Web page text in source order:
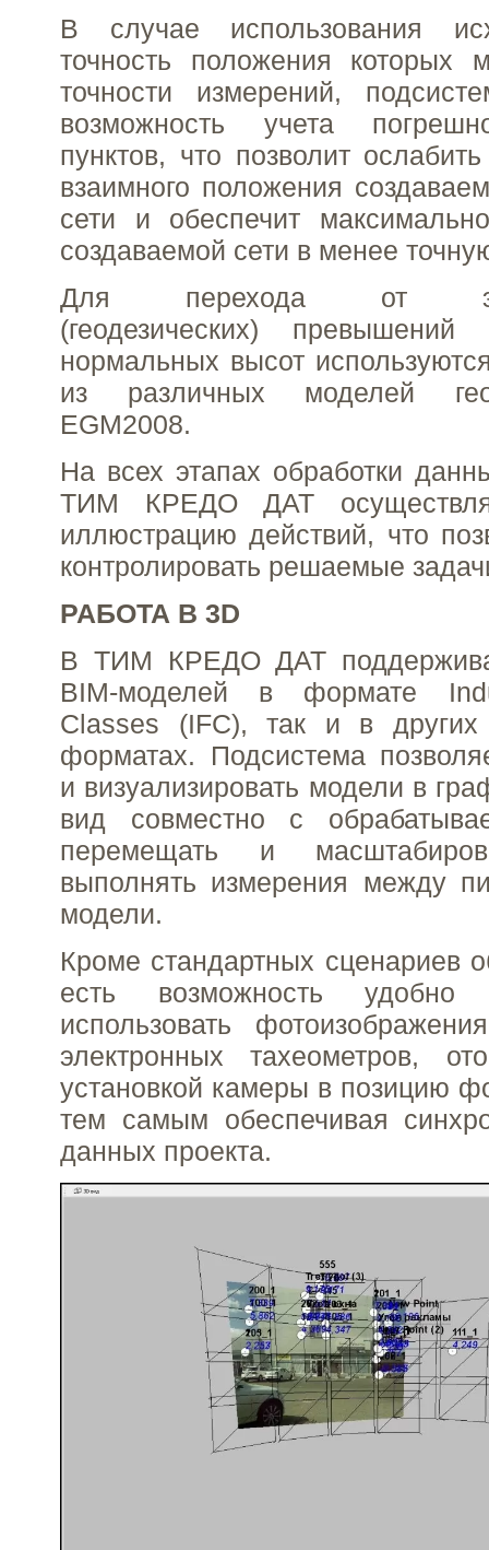
В случае использования
точность положения которых
точности измерений,
возможность учета
пунктов, что позволит
взаимного положения
сети и обеспечит
создаваемой сети в менее
Для перехода от
(геодезических)
нормальных высот
из различных моделей
EGM2008.
На всех этапах обработки
ТИМ КРЕДО ДАТ
иллюстрацию действий, что
контролировать решаемые
РАБОТА В 3D
В ТИМ КРЕДО ДАТ
BIM-моделей в формате
Classes (IFC), так и в
форматах. Подсистема
и визуализировать модели в
вид совместно с
перемещать и
выполнять измерения между
модели.
Кроме стандартных сценариев
есть возможность
использовать
электронных тахеометров,
установкой камеры в позицию
тем самым обеспечивая
данных проекта.